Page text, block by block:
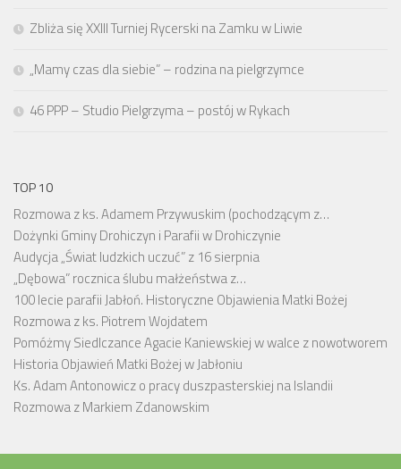
Zbliża się XXIII Turniej Rycerski na Zamku w Liwie
„Mamy czas dla siebie” – rodzina na pielgrzymce
46 PPP – Studio Pielgrzyma – postój w Rykach
TOP 10
Rozmowa z ks. Adamem Przywuskim (pochodzącym z…
Dożynki Gminy Drohiczyn i Parafii w Drohiczynie
Audycja „Świat ludzkich uczuć” z 16 sierpnia
„Dębowa” rocznica ślubu małżeństwa z…
100 lecie parafii Jabłoń. Historyczne Objawienia Matki Bożej
Rozmowa z ks. Piotrem Wojdatem
Pomóżmy Siedlczance Agacie Kaniewskiej w walce z nowotworem
Historia Objawień Matki Bożej w Jabłoniu
Ks. Adam Antonowicz o pracy duszpasterskiej na Islandii
Rozmowa z Markiem Zdanowskim